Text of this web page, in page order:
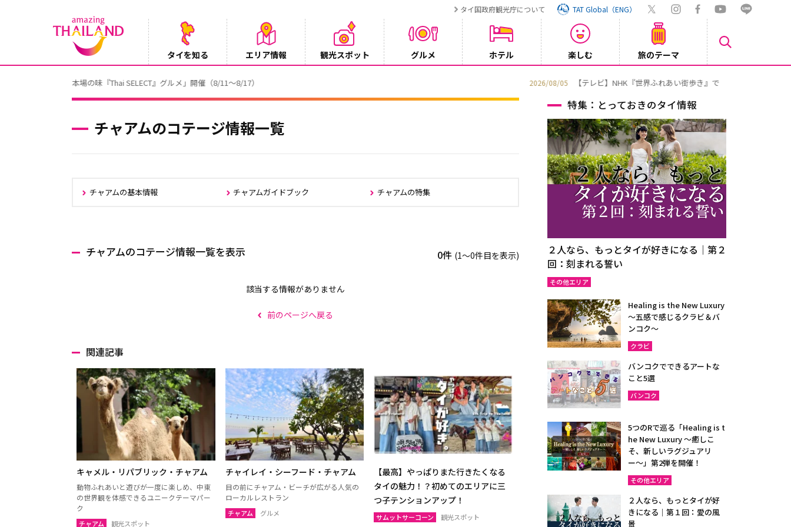
タイ国政府観光庁について TAT Global（ENG）
タイを知る エリア情報 観光スポット グルメ ホテル 楽しむ 旅のテーマ
2026/08/05 【テレビ】NHK『世界ふれあい街歩き』でタイ・プーケットが紹介されます
チャアムのコテージ情報一覧
チャアムの基本情報 チャアムガイドブック チャアムの特集
チャアムのコテージ情報一覧を表示 0件 (1〜0件目を表示)
該当する情報がありません
前のページへ戻る
関連記事
キャメル・リパブリック・チャアム
動物ふれあいと遊びが一度に楽しめ、中東
の世界観を体感できるユニークテーマパー
ク
チャアム 観光スポット
チャイレイ・シーフード・チャアム
目の前にチャアム・ビーチが広がる人気の
ローカルレストラン
チャアム グルメ
【最高】やっぱりまた行きたくなる
タイの魅力！？初めてのエリアに三
つ子テンションアップ！
サムットサーコーン 観光スポット
特集：とっておきのタイ情報
２人なら、もっとタイが好きになる｜第２
回：刻まれる誓い
その他エリア
Healing is the New Luxury
～五感で感じるクラビ＆バ
ンコク～
クラビ
バンコクでできるアートな
こと5選
バンコク
5つのRで巡る「Healing is t
he New Luxury ～癒しこ
そ、新しいラグジュアリ
ー〜」第2弾を開催！
その他エリア
２人なら、もっとタイが好
きになる｜第１回：愛の風
景